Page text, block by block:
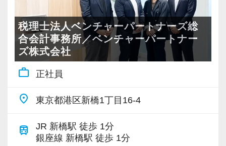
・ご家庭と両立しながら、無理なく働きたい方
＜勤務体系＞ シフト制／残業なし／在宅勤務制
度あり
シフトは平日週3～5日、8：45～17：45内の1日
実働5～8時間の中で、9:00～15:00、10:00～
17:00など、ご希望に合わせて勤務時間を設定し
曜日固定の勤務となりますが、勤務予定曜日に
授業や模試、お子様の学校行事が重なってしま
税理士法人ベンチャーパートナーズ総
合会計事務所／ベンチャーパートナー
ズ株式会社
work_outline 正社員
place 東京都港区新橋1丁目16-4
train
JR 新橋駅 徒歩 1分
銀座線 新橋駅 徒歩 1分